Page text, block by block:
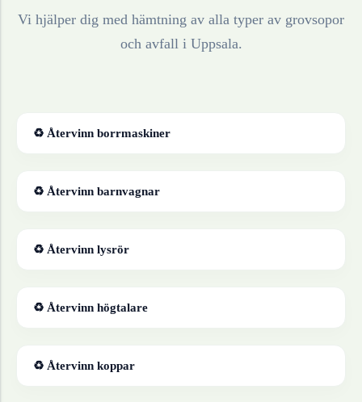
Vi hjälper dig med hämtning av alla typer av grovsopor
och avfall i Uppsala.
♻ Återvinn borrmaskiner
♻ Återvinn barnvagnar
♻ Återvinn lysrör
♻ Återvinn högtalare
♻ Återvinn koppar